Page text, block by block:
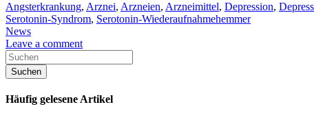
Angsterkrankung, Arznei, Arzneien, Arzneimittel, Depression,
Serotonin-Syndrom, Serotonin-Wiederaufnahmehemmer
News
Leave a comment
Häufig gelesene Artikel